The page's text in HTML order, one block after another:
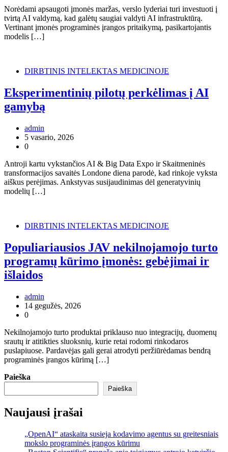
Norėdami apsaugoti įmonės maržas, verslo lyderiai turi investuoti į
tvirtą AI valdymą, kad galėtų saugiai valdyti AI infrastruktūrą.
Vertinant įmonės programinės įrangos pritaikymą, pasikartojantis
modelis […]
DIRBTINIS INTELEKTAS MEDICINOJE
Eksperimentinių pilotų perkėlimas į AI
gamybą
admin
5 vasario, 2026
0
Antroji kartu vykstančios AI & Big Data Expo ir Skaitmeninės
transformacijos savaitės Londone diena parodė, kad rinkoje vyksta
aiškus perėjimas. Ankstyvas susijaudinimas dėl generatyvinių
modelių […]
DIRBTINIS INTELEKTAS MEDICINOJE
Populiariausios JAV nekilnojamojo turto
programų kūrimo įmonės: gebėjimai ir
išlaidos
admin
14 gegužės, 2026
0
Nekilnojamojo turto produktai priklauso nuo integracijų, duomenų
srautų ir atitikties sluoksnių, kurie retai rodomi rinkodaros
puslapiuose. Pardavėjas gali gerai atrodyti peržiūrėdamas bendrą
programinės įrangos kūrimą […]
Paieška
Paieška
Naujausi įrašai
„OpenAI“ ataskaita susieja kodavimo agentus su greitesniais
mokslo programinės įrangos kūrimu